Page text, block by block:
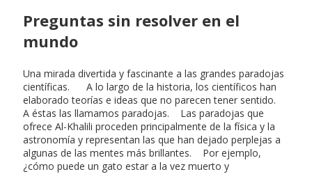
Preguntas sin resolver en el
mundo
Una mirada divertida y fascinante a las grandes paradojas
científicas. A lo largo de la historia, los científicos han
elaborado teorías e ideas que no parecen tener sentido.
A éstas las llamamos paradojas. Las paradojas que
ofrece Al-Khalili proceden principalmente de la física y la
astronomía y representan las que han dejado perplejas a
algunas de las mentes más brillantes. Por ejemplo,
¿cómo puede un gato estar a la vez muerto y